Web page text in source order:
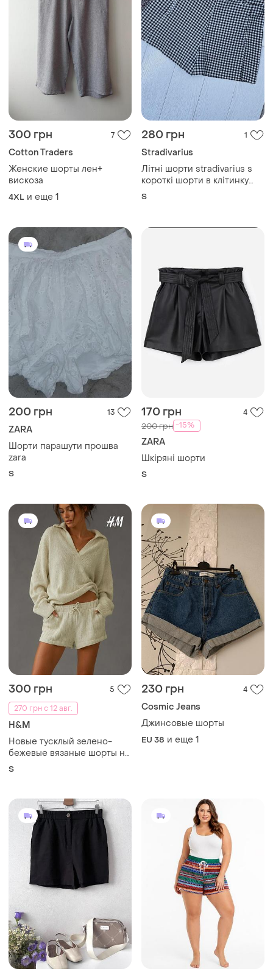
300 грн 7
Cotton Traders
Женские шорты лен+
вискоза
4XL и еще 1
280 грн 1
Stradivarius
Літні шорти stradivarius s
короткі шорти в клітинку
жіночішорти
S
200 грн 13
ZARA
Шорти парашути прошва
zara
S
170 грн 4
200 грн -15%
ZARA
Шкіряні шорти
S
300 грн
5
270 грн с 12 авг.
H&M
Новые тусклый зелено-
бежевые вязаные шорты на
шнуровке h&amp;m s
S
230 грн 4
Cosmic Jeans
Джинсовые шорты
EU 38 и еще 1